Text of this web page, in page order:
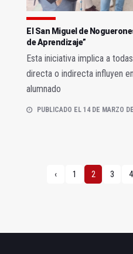
El San Miguel de
de Aprendizaje”
Esta iniciativa implica a
directa o indirecta influyen
alumnado
PUBLICADO EL 14 DE MARZO
‹ 1 2 3 4